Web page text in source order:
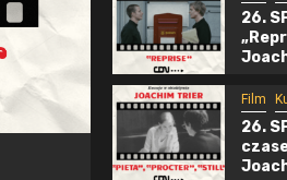
6 min przeczytania
Artykuły Film Kultura
26.
Film
26.